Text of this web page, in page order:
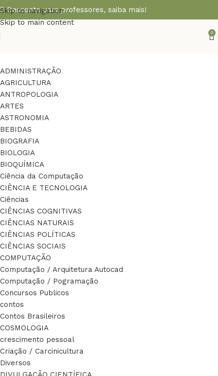
Skip to navigation
Skip to main content
Desconto para professores, saiba mais!
0
ADMINISTRAÇÃO
AGRICULTURA
ANTROPOLOGIA
ARTES
ASTRONOMIA
BEBIDAS
BIOGRAFIA
BIOLOGIA
BIOQUÍMICA
Ciência da Computação
CIÊNCIA E TECNOLOGIA
Ciências
CIÊNCIAS COGNITIVAS
CIÊNCIAS NATURAIS
CIÊNCIAS POLÍTICAS
CIÊNCIAS SOCIAIS
COMPUTAÇÃO
Computação / Arquitetura Autocad
Computação / Pogramação
Concursos Publicos
contos
Contos Brasileiros
COSMOLOGIA
crescimento pessoal
Criação / Carcinicultura
Diversos